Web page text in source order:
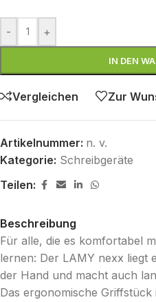
- +
IN DEN
Vergleichen Zur
Artikelnummer: n. v.
Kategorie: Schreibgeräte
Teilen:
Beschreibung
Für alle, die es komfortabel
lernen: Der LAMY nexx liegt
der Hand und macht auch
Das ergonomische